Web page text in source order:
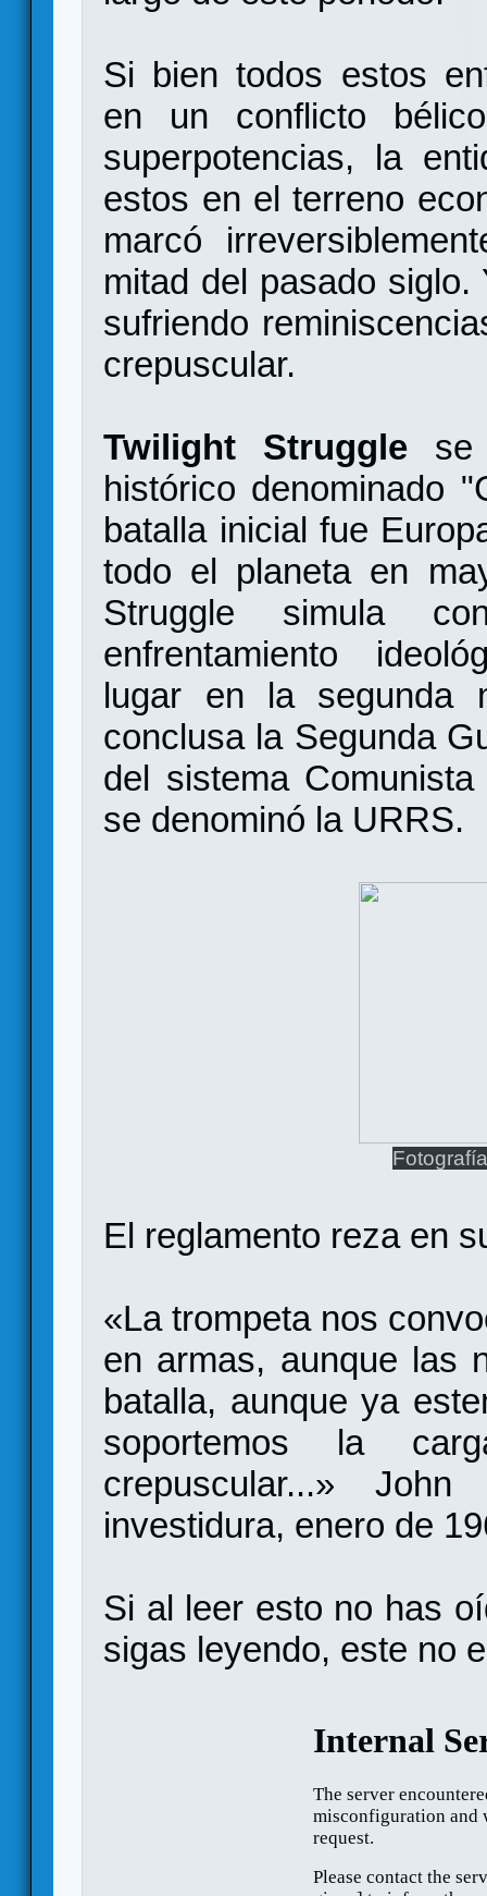
Si bien todos estos
en un conflicto
superpotencias, la
estos en el terreno
marcó
mitad del pasado
sufriendo
crepuscular.
Twilight Struggle se
histórico denominado
batalla inicial fue
todo el planeta en
Struggle simula
enfrentamiento
lugar en la segunda
conclusa la Segunda
del sistema
se denominó la URRS.
El reglamento reza en
«La trompeta nos
en armas, aunque las
batalla, aunque ya
soportemos la
crepuscular...»
investidura, enero de
Si al leer esto no has
sigas leyendo, este no